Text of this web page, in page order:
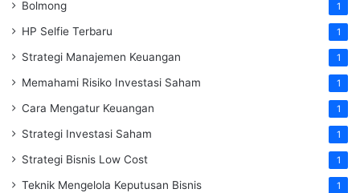
Bolmong 1
HP Selfie Terbaru 1
Strategi Manajemen Keuangan 1
Memahami Risiko Investasi Saham 1
Cara Mengatur Keuangan 1
Strategi Investasi Saham 1
Strategi Bisnis Low Cost 1
Teknik Mengelola Keputusan Bisnis 1